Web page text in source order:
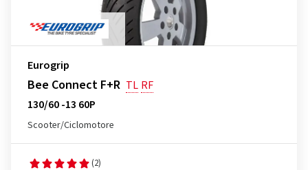
Eurogrip
Bee Connect F+R TL RF
130/60 -13 60P
Scooter/Ciclomotore
(2)